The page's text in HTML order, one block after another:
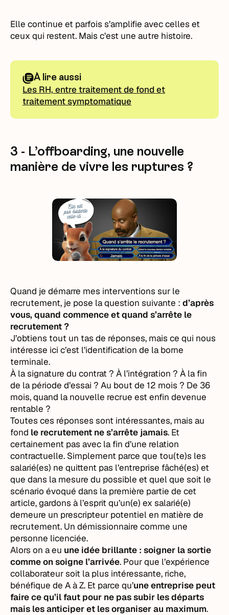
Elle continue et parfois s’amplifie avec celles et
ceux qui restent. Mais c’est une autre histoire.
À lire aussi
Les RH, entre traitement de fond et
traitement symptomatique
3 - L’offboarding, une nouvelle
manière de vivre les ruptures ?
Quand je démarre mes interventions sur le
recrutement, je pose la question suivante :d’après
vous, quand commence et quand s’arrête le
recrutement ?
J’obtiens tout un tas de réponses, mais ce qui nous
intéresse ici c’est l’identification de la borne
terminale.
À la signature du contrat ? À l’intégration ? À la fin
de la période d’essai ? Au bout de 12 mois ? De 36
mois, quand la nouvelle recrue est enfin devenue
rentable ?
Toutes ces réponses sont intéressantes, mais au
fond le recrutement ne s’arrête jamais. Et
certainement pas avec la fin d’une relation
contractuelle. Simplement parce que tou(te)s les
salarié(es) ne quittent pas l’entreprise fâché(es) et
que dans la mesure du possible et quel que soit le
scénario évoqué dans la première partie de cet
article, gardons à l’esprit qu’un(e) ex salarié(e)
demeure un prescripteur potentiel en matière de
recrutement. Un démissionnaire comme une
personne licenciée.
Alors on a eu une idée brillante : soigner la sortie
comme on soigne l’arrivée. Pour que l’expérience
collaborateur soit la plus intéressante, riche,
bénéfique de A à Z. Et parce qu’une entreprise peut
faire ce qu’il faut pour ne pas subir les départs
mais les anticiper et les organiser au maximum.